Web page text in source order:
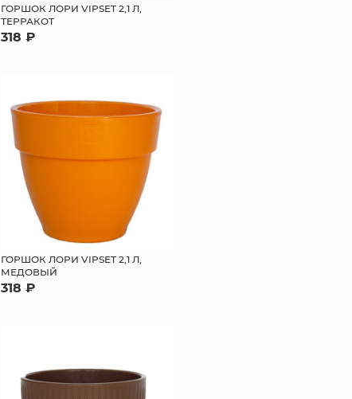
ГОРШОК ЛОРИ VIPSET 2,1 Л,
ТЕРРАКОТ
318 ₽
ГОРШОК ЛОРИ VIPSET 2,1 Л,
МЕДОВЫЙ
318 ₽